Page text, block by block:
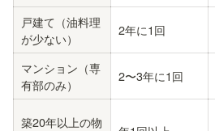
戸建て（油料理
が少ない）
2年に1回
マンション（専
有部のみ）
2〜3年に1回
築20年以上の物